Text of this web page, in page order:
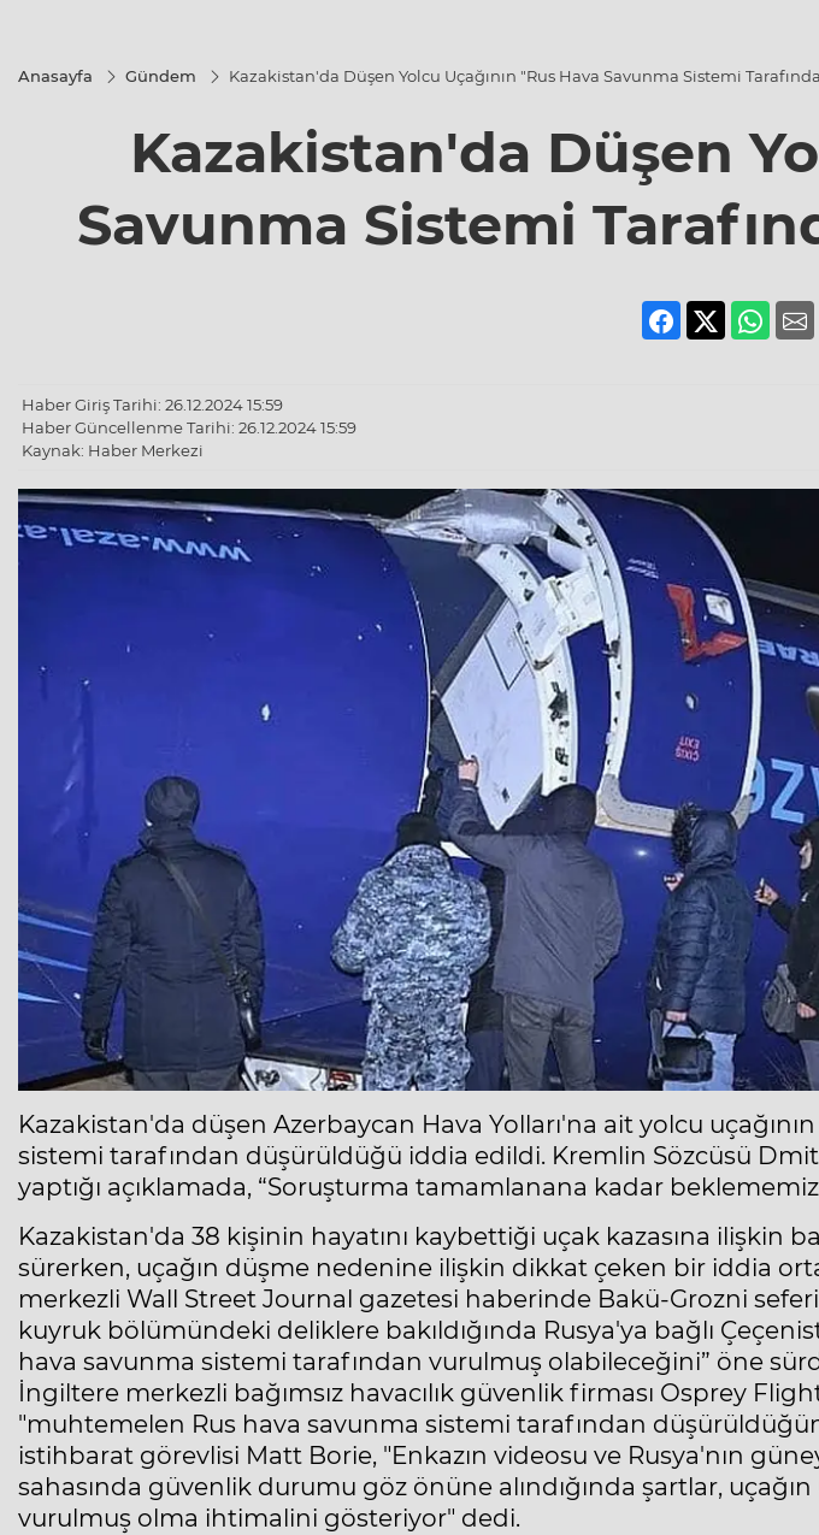
Anasayfa Gündem Kazakistan'da Düşen Yolcu Uçağının "Rus Hava Savunma Sistemi
Kazakistan'da Düşen
Savunma Sistemi
Haber Giriş Tarihi: 26.12.2024 15:59
Haber Güncellenme Tarihi: 26.12.2024 15:59
Kaynak: Haber Merkezi
Kazakistan'da düşen Azerbaycan Hava Yolları'na ait yolcu
sistemi tarafından düşürüldüğü iddia edildi. Kremlin Sözcüsü
yaptığı açıklamada, “Soruşturma tamamlanana kadar
Kazakistan'da 38 kişinin hayatını kaybettiği uçak kazasına ilişkin
sürerken, uçağın düşme nedenine ilişkin dikkat çeken bir iddia
merkezli Wall Street Journal gazetesi haberinde Bakü-Grozni
kuyruk bölümündeki deliklere bakıldığında Rusya'ya bağlı
hava savunma sistemi tarafından vurulmuş olabileceğini” öne
İngiltere merkezli bağımsız havacılık güvenlik firması Osprey
"muhtemelen Rus hava savunma sistemi tarafından
istihbarat görevlisi Matt Borie, "Enkazın videosu ve Rusya'nın
sahasında güvenlik durumu göz önüne alındığında şartlar,
vurulmuş olma ihtimalini gösteriyor" dedi.